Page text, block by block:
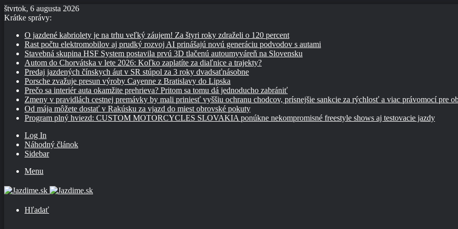
štvrtok, 6 augusta 2026
Krátke správy:
O jazdené kabriolety je na trhu veľký záujem! Za štyri roky zdraželi o 120 percent
Rast počtu elektromobilov aj prudký rozvoj AI prinášajú novú generáciu podvodov s autami
Stavebná skupina HSF System postavila prvú 3D tlačenú autoumyváreň na Slovensku
Autom do Chorvátska v lete 2026: Koľko zaplatíte za diaľnice a trajekty?
Predaj jazdených čínskych áut v SR stúpol za 3 roky dvadsaťnásobne
Porsche zvažuje presun výroby Cayenne z Bratislavy do Lipska
Prečo sa interiér auta okamžite prehrieva? Pritom sa tomu dá jednoducho zabrániť
Zmeny v pravidlách cestnej premávky by mali priniesť vyššiu ochranu chodcov, prísnejšie sankcie za rýchlosť a viac právomocí pre
Od mája môžete dostať v Rakúsku za vjazd do miest obrovské pokuty
Program plný hviezd: CUSTOM MOTORCYCLES SLOVAKIA ponúkne nekompromisné freestyle shows aj testovacie jazdy
Log In
Náhodný článok
Sidebar
Menu
Hľadať